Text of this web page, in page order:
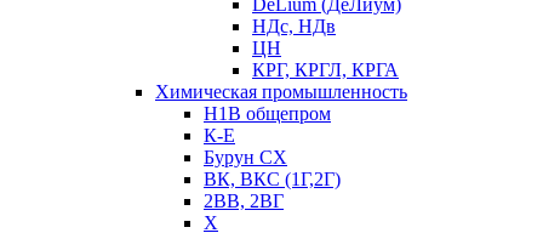
DeLium (ДеЛиум)
НДс, НДв
ЦН
КРГ, КРГЛ, КРГА
Химическая промышленность
Н1В общепром
К-Е
Бурун СХ
ВК, ВКС (1Г,2Г)
2ВВ, 2ВГ
Х